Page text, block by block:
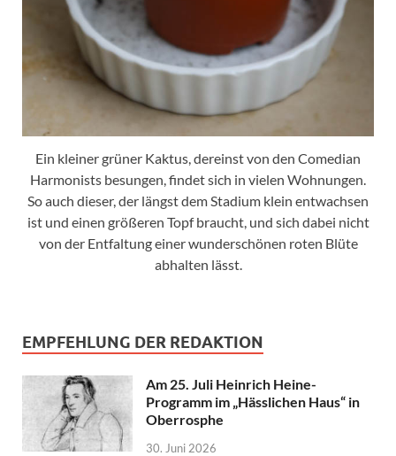
Ein kleiner grüner Kaktus, dereinst von den Comedian
Harmonists besungen, findet sich in vielen Wohnungen.
So auch dieser, der längst dem Stadium klein entwachsen
ist und einen größeren Topf braucht, und sich dabei nicht
von der Entfaltung einer wunderschönen roten Blüte
abhalten lässt.
EMPFEHLUNG DER REDAKTION
Am 25. Juli Heinrich Heine-
Programm im „Hässlichen Haus“ in
Oberrosphe
30. Juni 2026